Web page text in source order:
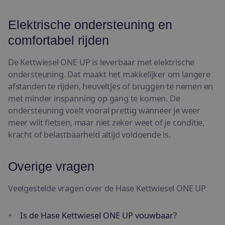
Elektrische ondersteuning en
comfortabel rijden
De Kettwiesel ONE UP is leverbaar met elektrische
ondersteuning. Dat maakt het makkelijker om langere
afstanden te rijden, heuveltjes of bruggen te nemen en
met minder inspanning op gang te komen. De
ondersteuning voelt vooral prettig wanneer je weer
meer wilt fietsen, maar niet zeker weet of je conditie,
kracht of belastbaarheid altijd voldoende is.
Overige vragen
Veelgestelde vragen over de Hase Kettwiesel ONE UP
Is de Hase Kettwiesel ONE UP vouwbaar?